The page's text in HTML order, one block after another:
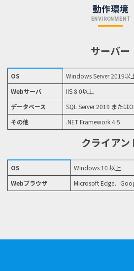
動作環境
ENVIRONMENT
サーバー
OS
Windows Server 2019以
Webサーバ
IIS 8.0以上
データベース
SQL Server 2019 または
その他
.NET Framework 4.5
クライアン
OS
Windows 10 以上
Webブラウザ
Microsoft Edge、